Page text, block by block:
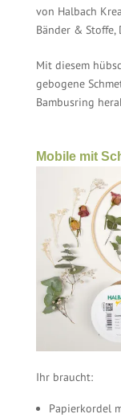
von Halbach
Bänder & Stoffe,
Mit diesem
gebogene
Bambusring
Mobile mit
Ihr braucht:
Papierkordel